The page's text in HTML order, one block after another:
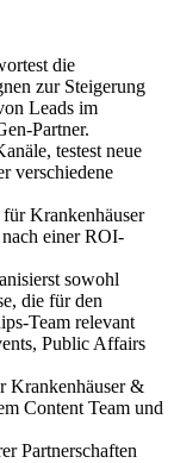
die
zur Steigerung
Leads im
Partner.
testest neue
verschiedene
Krankenhäuser
einer ROI-
sowohl
die für den
Team relevant
Public Affairs
Krankenhäuser &
Content Team und
Partnerschaften